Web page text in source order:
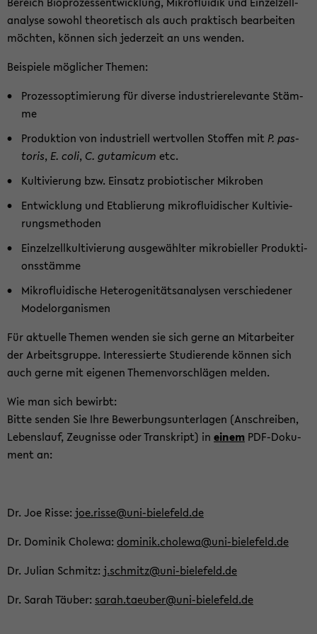
ana­ly­se so­wohl theo­re­tisch als auch prak­tisch be­ar­bei­ten
möch­ten, kön­nen sich je­der­zeit an uns wen­den.
Bei­spie­le mög­li­cher The­men:
Pro­zess­op­ti­mie­rung für di­ver­se in­dus­trie­re­le­van­te Stäm­
me
Pro­duk­ti­on von in­dus­tri­ell wert­vol­len Stof­fen mitP. pas­
to­ris,E. coli, C. gut­ami­cum etc.
Kul­ti­vie­rung bzw. Ein­satz pro­bio­ti­scher Mi­kro­ben
Ent­wick­lung und Eta­blie­rung mi­kro­flui­di­scher Kul­ti­vie­
rungs­me­tho­den
Ein­zel­zell­kul­ti­vie­rung aus­ge­wähl­ter mi­kro­biel­ler Pro­duk­ti­
ons­stäm­me
Mi­kro­flui­di­sche He­te­ro­ge­ni­täts­ana­ly­sen ver­schie­de­ner
Mo­del­or­ga­nis­men
Für ak­tu­el­le The­men wen­den sie sich gerne an Mit­ar­bei­ter
der Ar­beits­grup­pe. In­ter­es­sier­te Stu­die­ren­de kön­nen sich
auch gerne mit ei­ge­nen The­men­vor­schlä­gen mel­den.
Wie man sich be­wirbt:
Bitte sen­den Sie Ihre Be­wer­bungs­un­ter­la­gen (An­schrei­ben,
Le­bens­lauf, Zeug­nis­se oder Tran­skript) in einem PDF-​Do­ku­
ment an:
Dr. Joe Risse: joe.risse@uni-​bielefeld.de
Dr. Do­mi­nik Cho­le­wa: do­mi­nik.cho­le­wa@uni-​bielefeld.de
Dr. Ju­li­an Schmitz: j.schmitz@uni-​bielefeld.de
Dr. Sarah Täu­ber: sarah.tae­u­ber@uni-​bielefeld.de